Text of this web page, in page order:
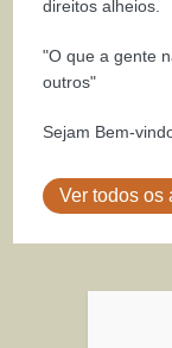
direitos alheios.
"O que a gente
outros"
Sejam Bem-
Ver todos os